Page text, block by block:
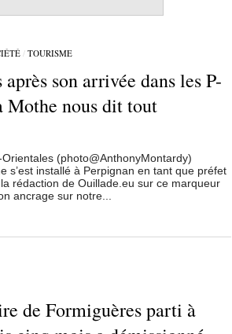
/ TOURISME
son arrivée dans les P-
Mothe nous dit tout
Orientales (photo@AnthonyMontardy)
s’est installé à Perpignan en tant que préfet
rédaction de Ouillade.eu sur ce marqueur
ancrage sur notre...
de Formiguères parti à